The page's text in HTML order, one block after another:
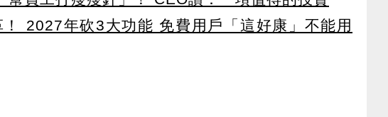
2027年砍3大功能 免費用戶「這好康」不能用